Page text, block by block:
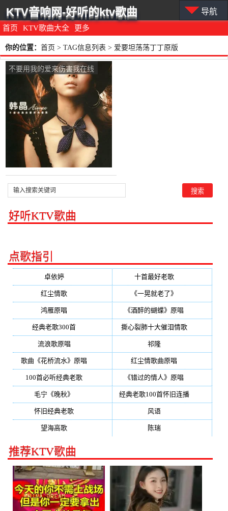
首页 KTV歌曲大全 更多
KTV音响网-好听的ktv歌曲 导航
你的位置： 首页 > TAG信息列表 > 爱要坦荡荡丁丁原版
不要用我的爱来伤害我在线
听(原唱是韩晶)，随心演唱
点播:30次
好听KTV歌曲
点歌指引
卓依婷(350) 十首最好老歌(300)
红尘情歌 《一晃就老了》
鸿雁原唱 《酒醉的蝴蝶》原唱
经典老歌300首 撕心裂肺十大催泪情歌(195)
流浪歌原唱 祁隆(188)
歌曲《花桥流水》原唱 红尘情歌曲原唱
100首必听经典老歌 《错过的情人》原唱
毛宁《晚秋》 经典老歌100首怀旧连播(134)
怀旧经典老歌 风语(132)
望海高歌 陈瑞(128)
推荐KTV歌曲